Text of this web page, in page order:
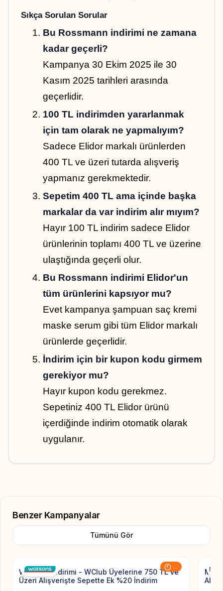
Sıkça Sorulan Sorular
Bu Rossmann indirimi ne zamana
kadar geçerli?
Kampanya 30 Ekim 2025 ile 30
Kasım 2025 tarihleri arasında
geçerlidir.
100 TL indirimden yararlanmak
için tam olarak ne yapmalıyım?
Sadece Elidor markalı ürünlerden
400 TL ve üzeri tutarda alışveriş
yapmanız gerekmektedir.
Sepetim 400 TL ama içinde başka
markalar da var indirim alır mıyım?
Hayır 100 TL indirim sadece Elidor
ürünlerinin toplamı 400 TL ve üzerine
ulaştığında geçerli olur.
Bu Rossmann indirimi Elidor'un
tüm ürünlerini kapsıyor mu?
Evet kampanya şampuan saç kremi
maske serum gibi tüm Elidor markalı
ürünlerde geçerlidir.
İndirim için bir kupon kodu girmem
gerekiyor mu?
Hayır kupon kodu gerekmez.
Sepetiniz 400 TL Elidor ürünü
içerdiğinde indirim otomatik olarak
uygulanır.
Benzer Kampanyalar
Tümünü Gör
...
Add to
Watsons İndirimi - WClub Üyelerine 750 TL ve
Üzeri Alışverişte Sepette Ek %20 İndirim